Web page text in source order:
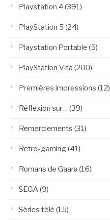
Playstation 4 (391)
PlayStation 5 (24)
Playstation Portable (5)
PlayStation Vita (200)
Premières impressions (12)
Réflexion sur… (39)
Remerciements (31)
Retro-gaming(41)
Romans de Gaara (16)
SEGA(9)
Séries télé (15)